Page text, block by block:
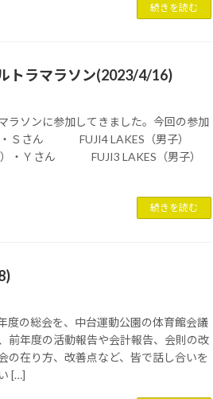
続きを読む
トラマラソン(2023/4/16)
ラソンに参加してきました。今回の参加
・Ｓさん FUJI4 LAKES（男子）
）・Ｙさん FUJI3 LAKES（男子）
続きを読む
度の総会を、中台運動公園の体育館会議
前年度の活動報告や会計報告、会則の改
の在り方、改善点など、皆で話し合いを
[…]